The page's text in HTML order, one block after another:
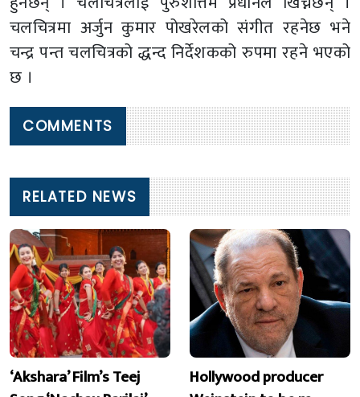
चलचित्रमा अर्जुन कुमार पोखरेलको संगीत रहनेछ भने
चन्द्र पन्त चलचित्रको द्धन्द निर्देशकको रुपमा रहने भएको
छ ।
COMMENTS
RELATED NEWS
‘Akshara’ Film’s Teej
Hollywood producer